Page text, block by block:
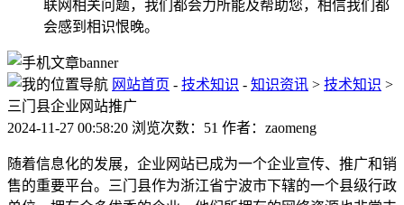
联网相关问题，我们都会力所能及帮助您，相信我们都
会感到相识恨晚。
网站首页 - 技术知识 - 知识资讯 > 技术知识 >
三门县企业网站推广
2024-11-27 00:58:20 浏览次数：51 作者：zaomeng
随着信息化的发展，企业网站已成为一个企业宣传、推广和销
售的重要平台。三门县作为浙江省宁波市下辖的一个县级行政